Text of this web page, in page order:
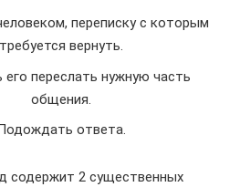
переписку с которым
требуется вернуть.
его переслать нужную часть
общения.
ответа.
содержит 2 существенных